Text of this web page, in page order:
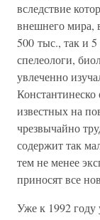
вследствие
внешнего мира,
500 тыс., так и
спелеологи,
увлеченно
известных на
чрезвычайно
содержит так
тем не менее
приносят все
Уже к 1992 году